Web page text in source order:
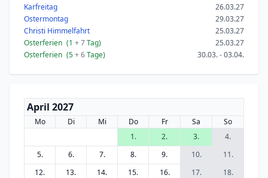
Karfreitag
26.03.27
Ostermontag
29.03.27
Christi Himmelfahrt
25.03.27
Osterferien (1 + 7Tag)
25.03.27
Osterferien (5+ 6Tage) 30.03. - 03.04.
April 2027
Mo Di Mi Do Fr Sa
So
1.
2. 3.
4.
5.
6. 7. 8. 9. 10.
11.
12.
13. 14. 15. 16. 17.
18.